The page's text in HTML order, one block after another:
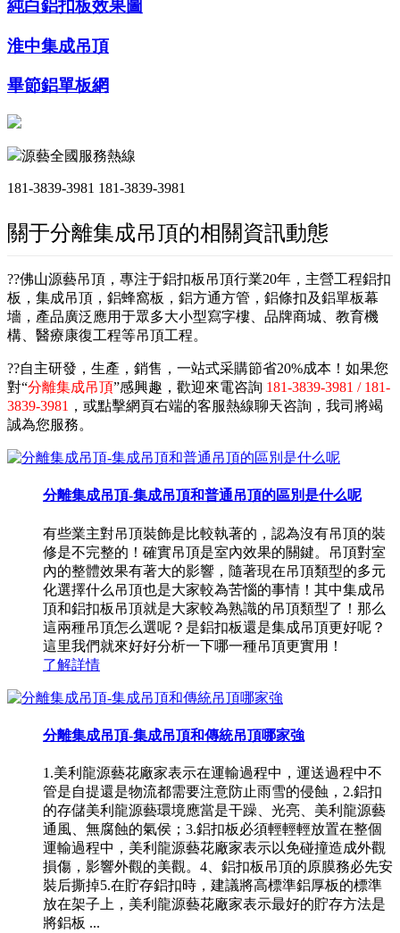
純白鋁扣板效果圖
淮中集成吊頂
畢節鋁單板網
源藝全國服務熱線
181-3839-3981 181-3839-3981
關于分離集成吊頂的相關資訊動態
??佛山源藝吊頂，專注于鋁扣板吊頂行業20年，主營工程鋁扣
板，集成吊頂，鋁蜂窩板，鋁方通方管，鋁條扣及鋁單板幕
墻，產品廣泛應用于眾多大小型寫字樓、品牌商城、教育機
構、醫療康復工程等吊頂工程。
??自主研發，生產，銷售，一站式采購節省20%成本！如果您
對“分離集成吊頂”感興趣，歡迎來電咨詢 181-3839-3981 / 181-
3839-3981 ，或點擊網頁右端的客服熱線聊天咨詢，我司將竭
誠為您服務。
分離集成吊頂-集成吊頂和普通吊頂的區別是什么呢
有些業主對吊頂裝飾是比較執著的，認為沒有吊頂的裝
修是不完整的！確實吊頂是室內效果的關鍵。吊頂對室
內的整體效果有著大的影響，隨著現在吊頂類型的多元
化選擇什么吊頂也是大家較為苦惱的事情！其中集成吊
頂和鋁扣板吊頂就是大家較為熟識的吊頂類型了！那么
這兩種吊頂怎么選呢？是鋁扣板還是集成吊頂更好呢？
這里我們就來好好分析一下哪一種吊頂更實用！
了解詳情
分離集成吊頂-集成吊頂和傳統吊頂哪家強
1.美利龍源藝花廠家表示在運輸過程中，運送過程中不
管是自提還是物流都需要注意防止雨雪的侵蝕，2.鋁扣
的存儲美利龍源藝環境應當是干躁、光亮、美利龍源藝
通風、無腐蝕的氣侯；3.鋁扣板必須輕輕輕放置在整個
運輸過程中，美利龍源藝花廠家表示以免碰撞造成外觀
損傷，影響外觀的美觀。4、鋁扣板吊頂的原膜務必先安
裝后撕掉5.在貯存鋁扣時，建議將高標準鋁厚板的標準
放在架子上，美利龍源藝花廠家表示最好的貯存方法是
將鋁板 ...